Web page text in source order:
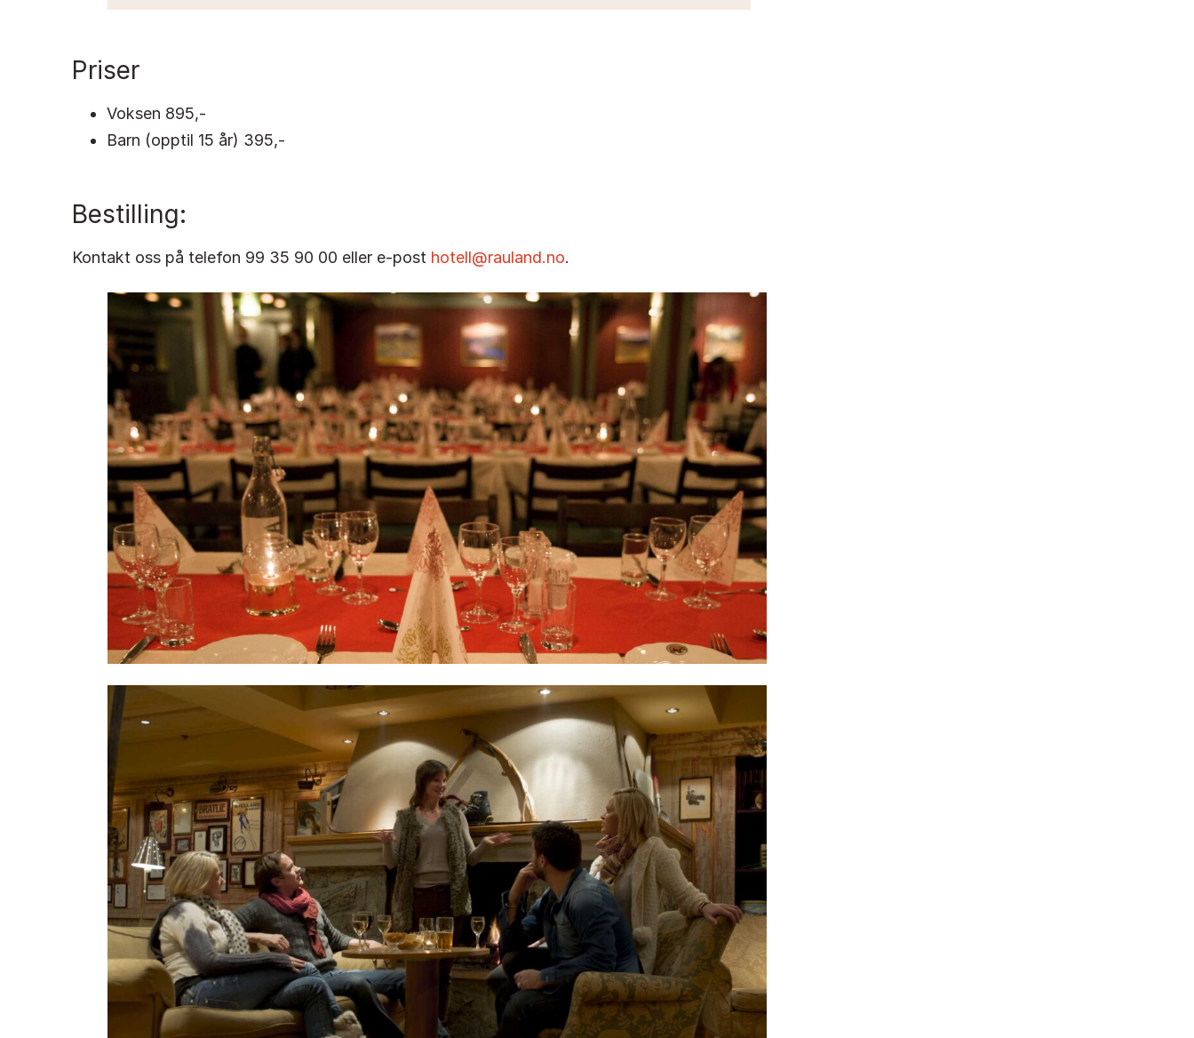
Priser
Voksen 895,-
Barn (opptil 15 år) 395,-
Bestilling:
Kontakt oss på telefon 99 35 90 00 eller e-post hotell@rauland.no.